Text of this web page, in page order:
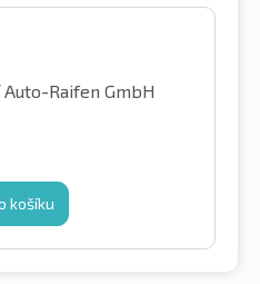
Raifen GmbH
košíku